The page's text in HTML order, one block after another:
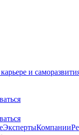
и
ЭкспертыКомпании